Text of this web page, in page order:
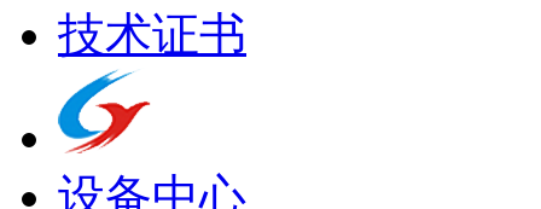
技术证书
设备中心